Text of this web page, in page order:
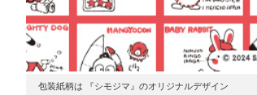
包装紙柄は 『シモジマ』のオリジナルデザイン